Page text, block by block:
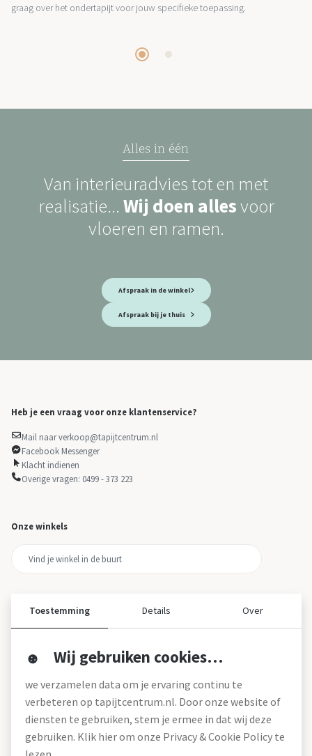
graag over het ondertapijt voor jouw specifieke toepassing.
Alles in één
Van interieuradvies tot en met
realisatie... Wij doen allesvoor
vloeren en ramen.
Afspraak in de winkel
Afspraak bij je thuis
Heb je een vraag voor onze klantenservice?
Mail naar verkoop@tapijtcentrum.nl
Facebook Messenger
Klacht indienen
Overige vragen: 0499 - 373 223
Onze winkels
Over tapijtcentrum
Werken bij
Montageservice
Blog
Toestemming Details Over
Wij gebruiken cookies…
we verzamelen data om je ervaring continu te
verbeteren op tapijtcentrum.nl. Door onze website of
diensten te gebruiken, stem je ermee in dat wij deze
gebruiken. Klik hier om onze Privacy & Cookie Policy te